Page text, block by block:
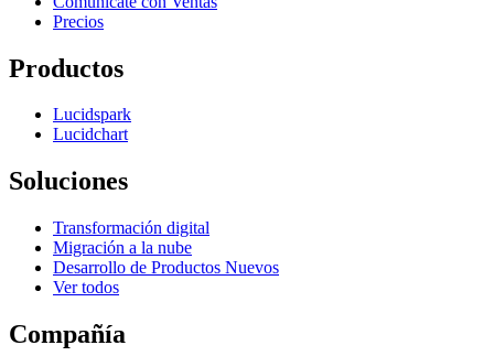
Precios
Productos
Lucidspark
Lucidchart
Soluciones
Transformación digital
Migración a la nube
Desarrollo de Productos Nuevos
Ver todos
Compañía